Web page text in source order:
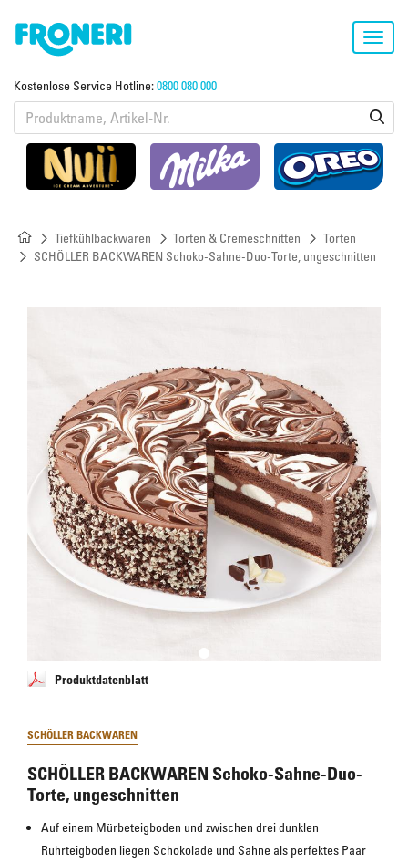
Kostenlose Service Hotline:0800 080 000
Tiefkühlbackwaren Torten & Cremeschnitten
Torten
SCHÖLLER BACKWAREN Schoko-Sahne-Duo-Torte, ungeschnitten
Produktdatenblatt
SCHÖLLER BACKWAREN
SCHÖLLER BACKWAREN Schoko-Sahne-Duo-
Torte, ungeschnitten
Auf einem Mürbeteigboden und zwischen drei dunklen
Rührteigböden liegen Schokolade und Sahne als perfektes Paar